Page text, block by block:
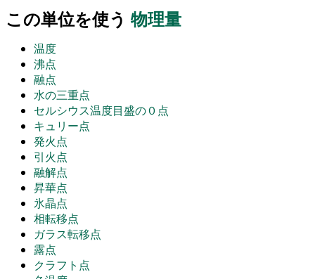
この単位を使う 物理量
温度
沸点
融点
水の三重点
セルシウス温度目盛の０点
キュリー点
発火点
引火点
融解点
昇華点
氷晶点
相転移点
ガラス転移点
露点
クラフト点